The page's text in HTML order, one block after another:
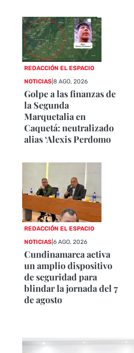
REDACCIÓN EL ESPACIO
NOTICIAS |8 AGO, 2026
Golpe a las finanzas de
la Segunda
Marquetalia en
Caquetá: neutralizado
alias ‘Alexis Perdomo
REDACCIÓN EL ESPACIO
NOTICIAS |6 AGO, 2026
Cundinamarca activa
un amplio dispositivo
de seguridad para
blindar la jornada del 7
de agosto